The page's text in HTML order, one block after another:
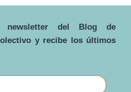
newsletter del Blog de
y recibe los últimos